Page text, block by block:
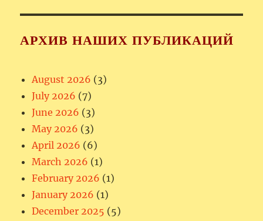
АРХИВ НАШИХ ПУБЛИКАЦИЙ
August 2026 (3)
July 2026 (7)
June 2026 (3)
May 2026 (3)
April 2026 (6)
March 2026 (1)
February 2026 (1)
January 2026 (1)
December 2025 (5)